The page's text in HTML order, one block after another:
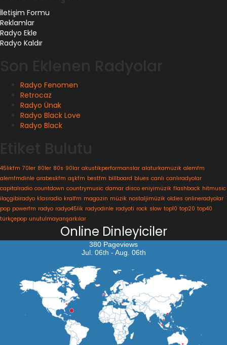
İletişim Formu
Reklamlar
Radyo Ekle
Radyo Kaldır
Radyo Fenomen
Retrocaz
Radyo Ünak
Radyo Black Love
Radyo Black
45likfm 70ler 80ler 80s 90lar akustikperformanslar alaturkamüzik alemfm
alemfmdinle arabeskfm aşkfm bestfm billboard blues canlı canlıradyolar
capitalradio countdown countrymusic damar disco eniyimüzik flashback hitmusic
ilaçgibiradyo klasradio kralfm magazin müzik nostaljimüzik oldies onlineradyolar
pop powerfm radyo radyo45lik radyodinle radyoti rock slow top10 top20 top40
türkçepop unutulmayanşarkılar
Online Dinleyiciler
380 Pageviews
Jul. 06th - Aug. 06th